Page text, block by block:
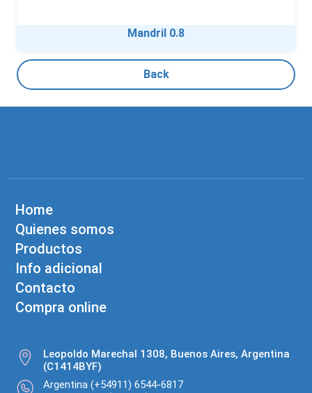
Mandril 0.8
Back
Home
Quienes somos
Productos
Info adicional
Contacto
Compra online
Leopoldo Marechal 1308, Buenos Aires, Argentina
(C1414BYF)
Argentina (+54911) 6544-6817